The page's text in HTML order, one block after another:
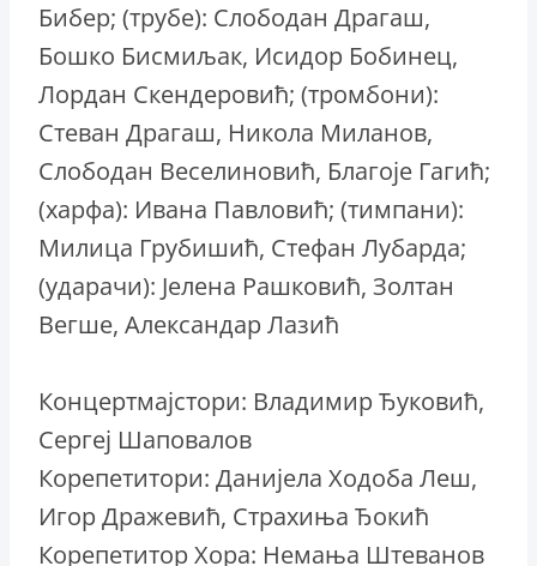
Бибер; (трубе): Слободан Драгаш,
Бошко Бисмиљак, Исидор Бобинец,
Лордан Скендеровић; (тромбони):
Стеван Драгаш, Никола Миланов,
Слободан Веселиновић, Благоје Гагић;
(харфа): Ивана Павловић; (тимпани):
Милица Грубишић, Стефан Лубарда;
(ударачи): Јелена Рашковић, Золтан
Вегше, Александар Лазић
Концертмајстори: Владимир Ђуковић,
Сергеј Шаповалов
Корепетитори: Данијела Ходоба Леш,
Игор Дражевић, Страхиња Ђокић
Корепетитор Хора: Немања Штеванов